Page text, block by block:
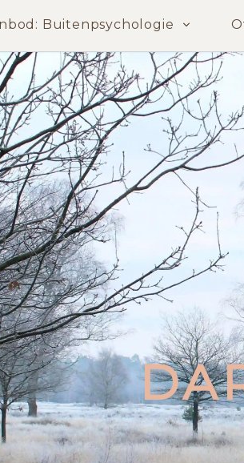
Buitenpsychologie